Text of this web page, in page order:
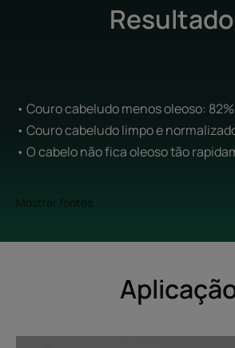
• Couro cabeludo menos oleoso:
• Couro cabeludo limpo e
• O cabelo não fica oleoso tão
Mostrar fontes